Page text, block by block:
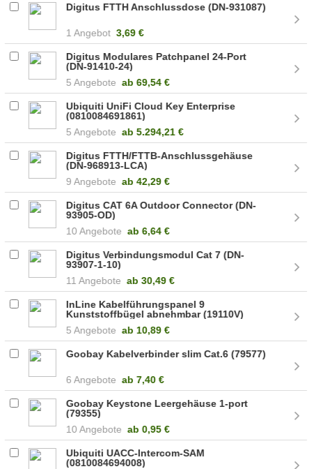
Digitus FTTH Anschlussdose (DN-931087)
1 Angebot 3,69 €
Digitus Modulares Patchpanel 24-Port
(DN-91410-24)
5 Angebote ab 69,54 €
Ubiquiti UniFi Cloud Key Enterprise
(0810084691861)
5 Angebote ab 5.294,21 €
Digitus FTTH/FTTB-Anschlussgehäuse
(DN-968913-LCA)
9 Angebote ab42,29 €
Digitus CAT 6A Outdoor Connector (DN-
93905-OD)
10 Angebote ab 6,64 €
Digitus Verbindungsmodul Cat 7 (DN-
93907-1-10)
11 Angebote ab 30,49 €
InLine Kabelführungspanel 9
Kunststoffbügel abnehmbar (19110V)
5 Angebote ab 10,89 €
Goobay Kabelverbinder slim Cat.6 (79577)
6 Angebote ab 7,40 €
Goobay Keystone Leergehäuse 1-port
(79355)
10 Angebote ab 0,95 €
Ubiquiti UACC-Intercom-SAM
(0810084694008)